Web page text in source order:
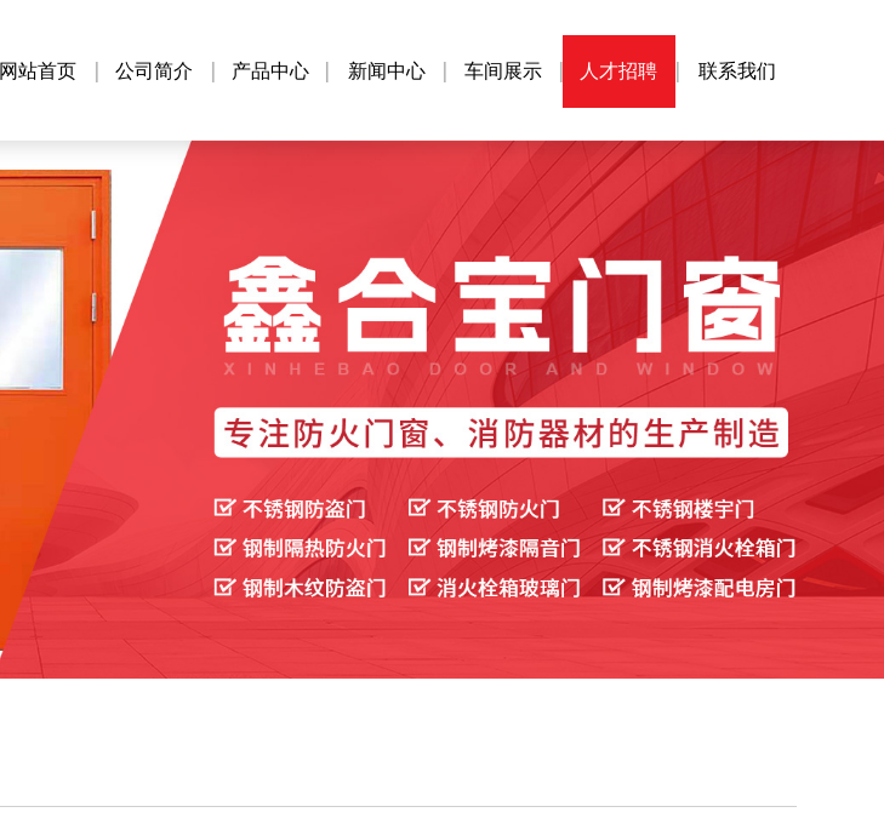
网站首页 公司简介 产品中心 新闻中心 车间展示 人才招聘 联系我们